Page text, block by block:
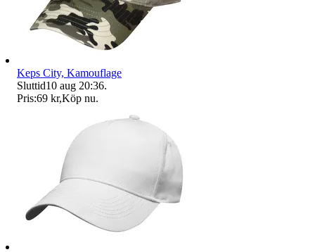
Keps City, Kamouflage
Sluttid10 aug 20:36.
Pris:69 kr,Köp nu.